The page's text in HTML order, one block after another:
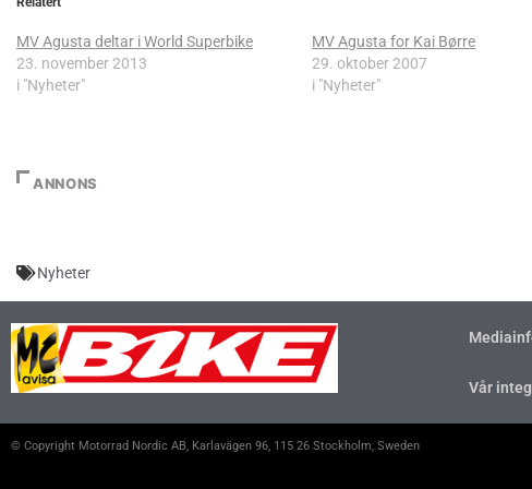
MV Agusta deltar i World Superbike
23. november 2013
i "Nyheter"
MV Agusta for Kai Børre
29. oktober 2007
i "Nyheter"
ANNONS
Nyheter
Vår
© Copyright Motorrad Nordic AB, Karlavägen 96, 115 26 Stockholm, Sweden